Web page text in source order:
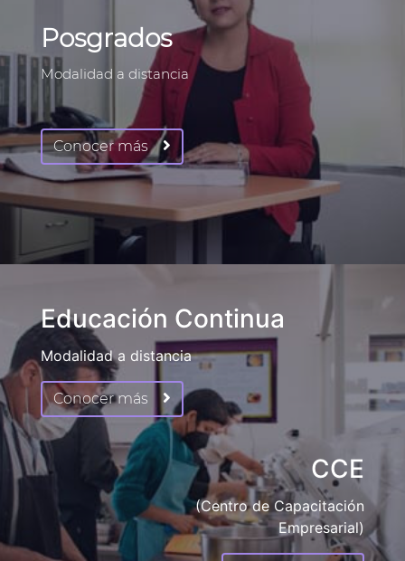
Posgrados
Modalidad a distancia
Conocer más
Educación Continua
Modalidad a distancia
Conocer más
CCE
(Centro de Capacitación
Empresarial)